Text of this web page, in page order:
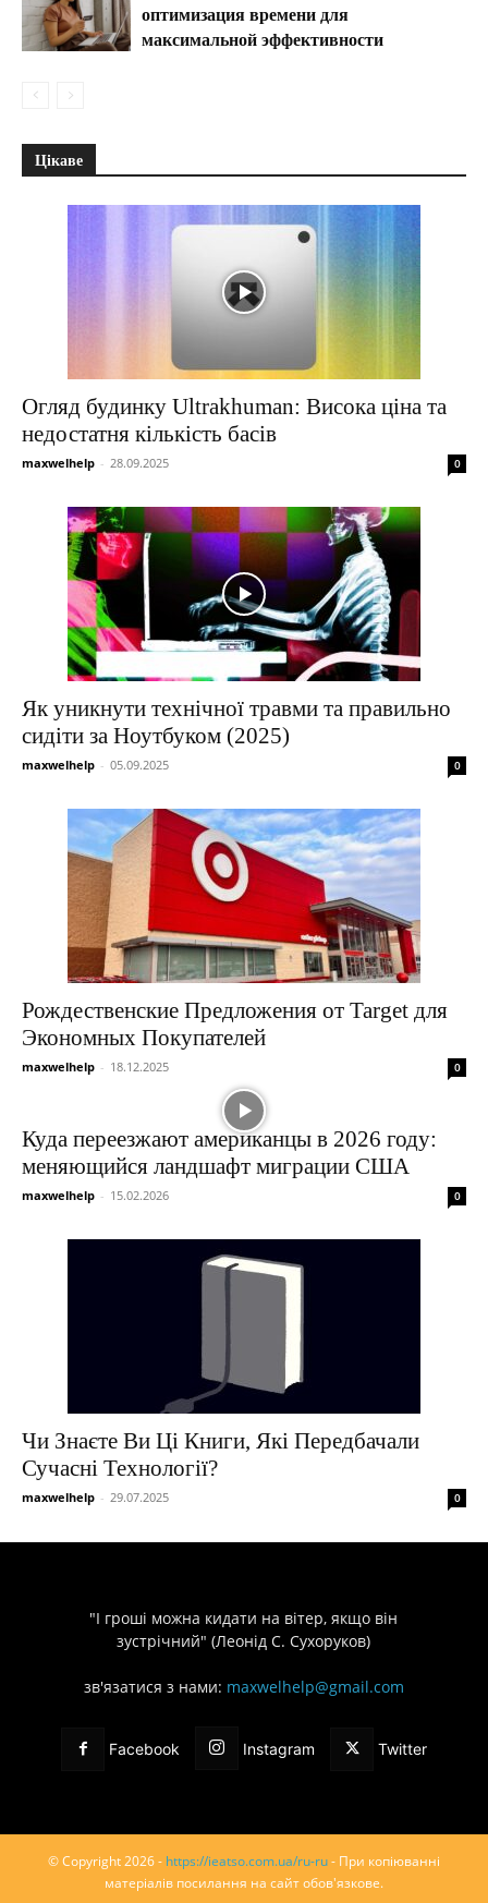
оптимизация времени для
максимальной эффективности
Цікаве
Огляд будинку Ultrakhuman: Висока ціна та
недостатня кількість басів
maxwelhelp - 28.09.2025 0
Як уникнути технічної травми та правильно
сидіти за Ноутбуком (2025)
maxwelhelp - 05.09.2025 0
Рождественские Предложения от Target для
Экономных Покупателей
maxwelhelp - 18.12.2025 0
Куда переезжают американцы в 2026 году:
меняющийся ландшафт миграции США
maxwelhelp - 15.02.2026 0
Чи Знаєте Ви Ці Книги, Які Передбачали
Сучасні Технології?
maxwelhelp - 29.07.2025 0
"І гроші можна кидати на вітер, якщо він
зустрічний" (Леонід С. Сухоруков)
зв'язатися з нами: maxwelhelp@gmail.com
Facebook Instagram Twitter
© Copyright 2026 - https://ieatso.com.ua/ru-ru- При копіюванні
матеріалів посилання на сайт обов'язкове.